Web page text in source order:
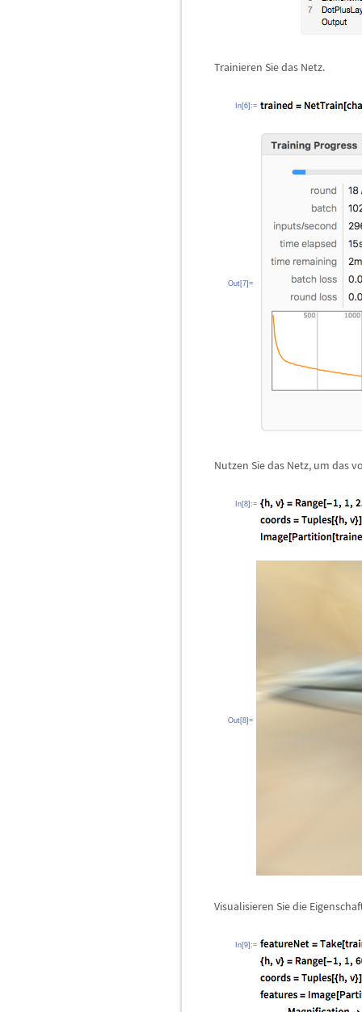
Trainieren Sie das Netz.
In[6]:=
Out[7]=
Nutzen Sie das Netz, um das
In[8]:=
Out[8]=
Visualisieren Sie die
In[9]:=